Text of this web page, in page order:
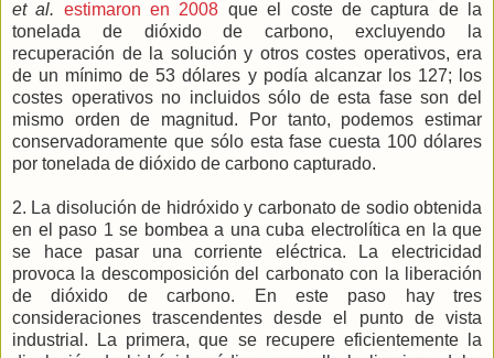
et al. estimaron en 2008 que el coste de captura de la
tonelada de dióxido de carbono, excluyendo la
recuperación de la solución y otros costes operativos, era
de un mínimo de 53 dólares y podía alcanzar los 127; los
costes operativos no incluidos sólo de esta fase son del
mismo orden de magnitud. Por tanto, podemos estimar
conservadoramente que sólo esta fase cuesta 100 dólares
por tonelada de dióxido de carbono capturado.
2. La disolución de hidróxido y carbonato de sodio obtenida
en el paso 1 se bombea a una cuba electrolítica en la que
se hace pasar una corriente eléctrica. La electricidad
provoca la descomposición del carbonato con la liberación
de dióxido de carbono. En este paso hay tres
consideraciones trascendentes desde el punto de vista
industrial. La primera, que se recupere eficientemente la